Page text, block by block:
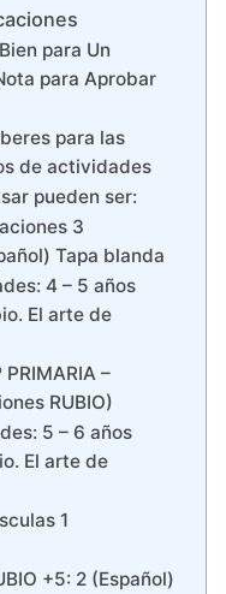
para Un
para Aprobar
para las
de actividades
pueden ser:
3
Tapa blanda
4 – 5 años
El arte de
PRIMARIA –
RUBIO)
5 – 6 años
El arte de
1
+5: 2 (Español)